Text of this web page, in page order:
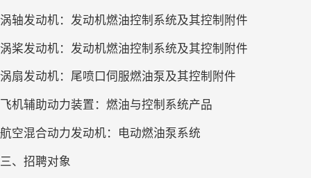
涡轴发动机：发动机燃油控制系统及其控制附件
涡桨发动机：发动机燃油控制系统及其控制附件
涡扇发动机：尾喷口伺服燃油泵及其控制附件
飞机辅助动力装置：燃油与控制系统产品
航空混合动力发动机：电动燃油泵系统
三、招聘对象